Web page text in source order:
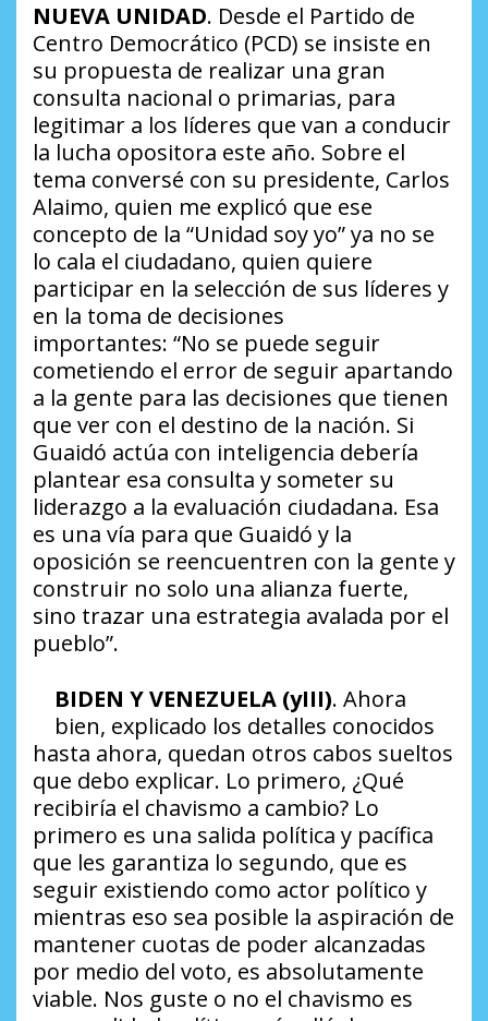
NUEVA UNIDAD. Desde el Partido de
Centro Democrático (PCD) se insiste en
su propuesta de realizar una gran
consulta nacional o primarias, para
legitimar a los líderes que van a conducir
la lucha opositora este año. Sobre el
tema conversé con su presidente, Carlos
Alaimo, quien me explicó que ese
concepto de la “Unidad soy yo” ya no se
lo cala el ciudadano, quien quiere
participar en la selección de sus líderes y
en la toma de decisiones
importantes: “No se puede seguir
cometiendo el error de seguir apartando
a la gente para las decisiones que tienen
que ver con el destino de la nación. Si
Guaidó actúa con inteligencia debería
plantear esa consulta y someter su
liderazgo a la evaluación ciudadana. Esa
es una vía para que Guaidó y la
oposición se reencuentren con la gente y
construir no solo una alianza fuerte,
sino trazar una estrategia avalada por el
pueblo”.
BIDEN Y VENEZUELA (yIII). Ahora
bien, explicado los detalles conocidos
hasta ahora, quedan otros cabos sueltos
que debo explicar. Lo primero, ¿Qué
recibiría el chavismo a cambio? Lo
primero es una salida política y pacífica
que les garantiza lo segundo, que es
seguir existiendo como actor político y
mientras eso sea posible la aspiración de
mantener cuotas de poder alcanzadas
por medio del voto, es absolutamente
viable. Nos guste o no el chavismo es